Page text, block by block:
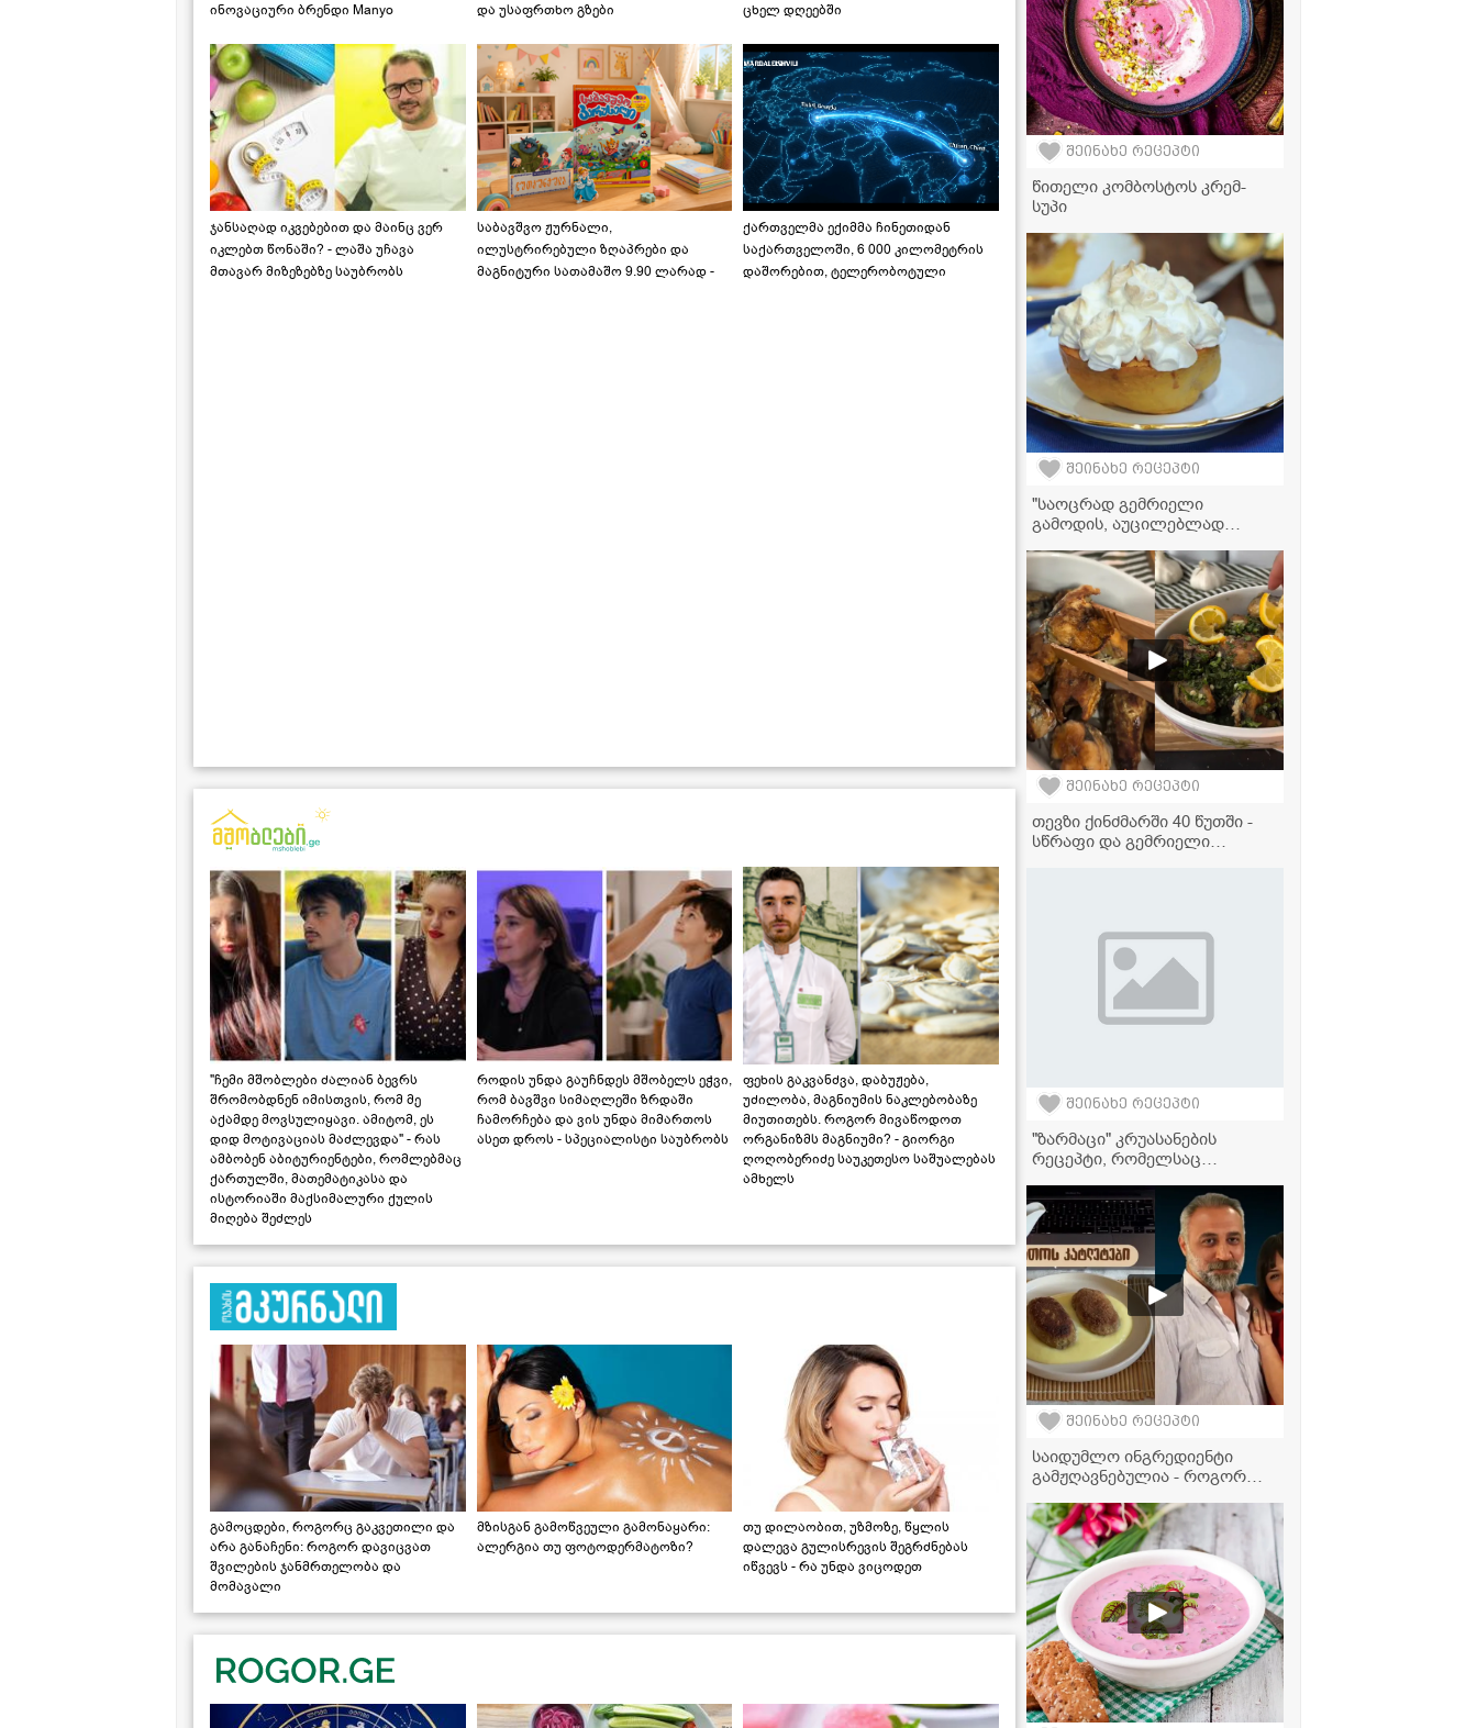
ინოვაციური ბრენდი Manyo
და უსაფრთხო გზები
ცხელ დღეებში
ჯანსაღად იკვებებით და მაინც ვერ
იკლებთ წონაში? - ლაშა უჩავა
მთავარ მიზეზებზე საუბრობს
საბავშვო ჟურნალი,
ილუსტრირებული ზღაპრები და
მაგნიტური სათამაშო 9.90 ლარად -
ქართველმა ექიმმა ჩინეთიდან
საქართველოში, 6 000 კილომეტრის
დაშორებით, ტელერობოტული
"ჩემი მშობლები ძალიან ბევრს
შრომობდნენ იმისთვის, რომ მე
აქამდე მოვსულიყავი. ამიტომ, ეს
დიდ მოტივაციას მაძლევდა" - რას
ამბობენ აბიტურიენტები, რომლებმაც
ქართულში, მათემატიკასა და
ისტორიაში მაქსიმალური ქულის
მიღება შეძლეს
როდის უნდა გაუჩნდეს მშობელს ეჭვი,
რომ ბავშვი სიმაღლეში ზრდაში
ჩამორჩება და ვის უნდა მიმართოს
ასეთ დროს - სპეციალისტი საუბრობს
ფეხის გაკვანძვა, დაბუჟება,
უძილობა, მაგნიუმის ნაკლებობაზე
მიუთითებს. როგორ მივაწოდოთ
ორგანიზმს მაგნიუმი? - გიორგი
ღოღობერიძე საუკეთესო საშუალებას
ამხელს
გამოცდები, როგორც გაკვეთილი და
არა განაჩენი: როგორ დავიცვათ
შვილების ჯანმრთელობა და
მომავალი
მზისგან გამოწვეული გამონაყარი:
ალერგია თუ ფოტოდერმატოზი?
თუ დილაობით, უზმოზე, წყლის
დალევა გულისრევის შეგრძნებას
იწვევს - რა უნდა ვიცოდეთ
შეინახე რეცეპტი
წითელი კომბოსტოს კრემ-
სუპი
შეინახე რეცეპტი
"საოცრად გემრიელი
გამოდის, აუცილებლად
ნიგვზითა და ბეზეთი
შეინახე რეცეპტი
თევზი ქინძმარში 40 წუთში -
სწრაფი და გემრიელი
შეინახე რეცეპტი
"ზარმაცი" კრუასანების
რეცეპტი, რომელსაც
სჭირდება!
შეინახე რეცეპტი
საიდუმლო ინგრედიენტი
გამჟღავნებულია - როგორ
საყვარელ კატლეტებს?